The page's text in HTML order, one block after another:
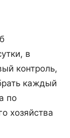
в
контроль,
каждый
по
хозяйства